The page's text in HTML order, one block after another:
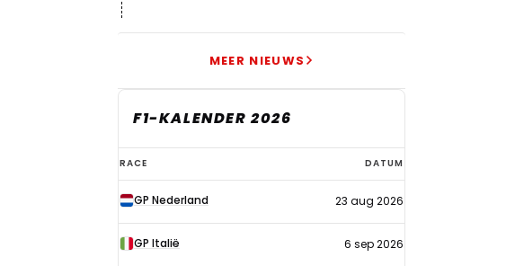
MEER NIEUWS
F1-KALENDER 2026
F1-
kalender
2026
RACE DATUM
GP Nederland 23 aug 2026
GP Italië 6 sep 2026